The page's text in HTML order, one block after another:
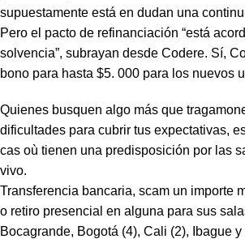
supuestamente está en dudan una
Pero el pacto de refinanciación “está
solvencia”, subrayan desde Codere. Sí,
bono para hasta $5. 000 para los nuevos
Quienes busquen algo más que
dificultades para cubrir tus expectativas,
cas où tienen una predisposición por las
vivo.
Transferencia bancaria, scam un importe
o retiro presencial en alguna para sus
Bocagrande, Bogotá (4), Cali (2), Ibague